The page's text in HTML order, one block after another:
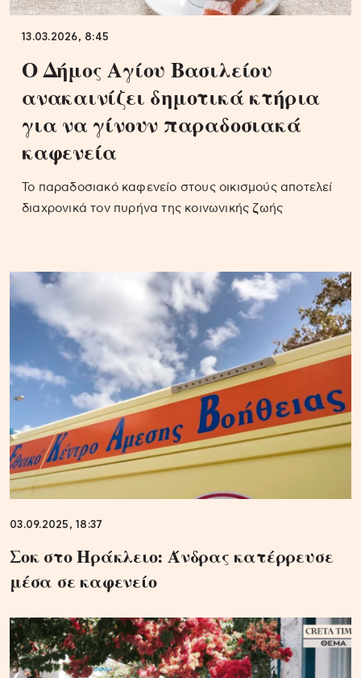
13.03.2026, 8:45
Ο Δήμος Αγίου Βασιλείου
ανακαινίζει δημοτικά κτήρια
για να γίνουν παραδοσιακά
καφενεία
Το παραδοσιακό καφενείο στους οικισμούς αποτελεί
διαχρονικά τον πυρήνα της κοινωνικής ζωής
03.09.2025, 18:37
Σοκ στο Ηράκλειο: Άνδρας κατέρρευσε
μέσα σε καφενείο